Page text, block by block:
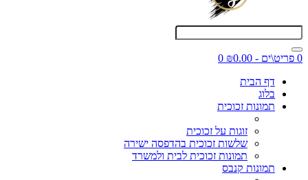
0 פריט\ים - ₪0.00
0
דף הבית
בלוג
תמונות זכוכית
זוגות על זכוכית
שלשות זכוכית בהדפסה ישירה
תמונות זכוכית לבית ולמשרד
תמונות קנבס